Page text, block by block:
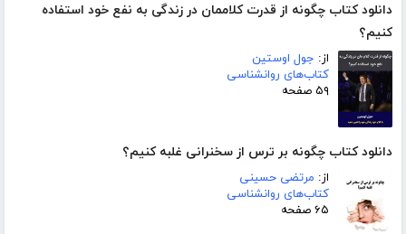
دانلود کتاب چگونه از قدرت کلاممان در زندگی به نفع خود استفاده
کنیم؟
از: جول اوستین
کتاب‌های روانشناسی
۵۹ صفحه
دانلود کتاب چگونه بر ترس از سخنرانی غلبه کنیم؟
از: مرتضی حسینی
کتاب‌های روانشناسی
۶۵ صفحه